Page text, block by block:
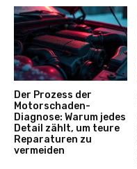
Der Prozess der
Motorschaden-
Diagnose: Warum jedes
Detail zählt, um teure
Reparaturen zu
vermeiden